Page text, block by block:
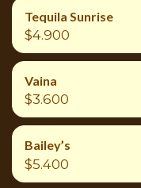
Tequila Sunrise
$4.900
Vaina
$3.600
Bailey’s
$5.400